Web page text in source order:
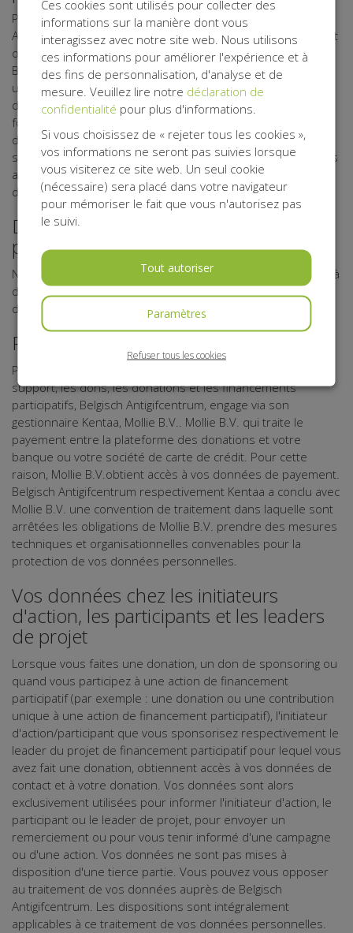
Pour la protection de vos données personnelles, Belgisch
Antigifcentrum a pris des mesures physiques, techniques et
organisationnelles adéquates. Via son sous-traitant Kentaa,
Belgisch Antigifcentrum utilise un serveur sécurisé
uniquement accessible aux personnes autorisées. Les
données que vous saisissez éventuellement sur les
formulaires en ligne sont envoyées de façon cryptée. Les
données des participants, des initiateurs d'action, des
sponsors, des donateurs, des relations, des bénévoles, des
amis et d'autres personnes intéressées sont stockées sur
des systèmes sécurisés.
Délai de conservation de vos données
personnelles
Nous ne conservons pas vos données personnelles au-delà
du délai nécessaire pour atteindre les objectifs déclinés
dans la présente déclaration de confidentialité.
Payement
Pour effectuer et traiter le sponsoring, les payements de
support, les dons, les donations et les financements
participatifs, Belgisch Antigifcentrum, engage via son
gestionnaire Kentaa, Mollie B.V.. Mollie B.V. qui traite le
payement entre la plateforme des donations et votre
banque ou votre société de carte de crédit. Pour cette
raison, Mollie B.V.obtient accès à vos données de payement.
Belgisch Antigifcentrum respectivement Kentaa a conclu avec
Mollie B.V. une convention de traitement dans laquelle sont
arrêtées les obligations de Mollie B.V. prendre des mesures
techniques et organisationnelles convenables pour la
protection de vos données personnelles.
Vos données chez les initiateurs
d'action, les participants et les leaders
de projet
Lorsque vous faites une donation, un don de sponsoring ou
quand vous participez à une action de financement
participatif (par exemple : une donation ou une contribution
unique à une action de financement participatif), l'initiateur
d'action/participant que vous sponsorisez respectivement le
leader du projet de financement participatif pour lequel vous
avez fait une donation, obtiennent accès à vos données de
contact et à votre donation. Vos données sont alors
exclusivement utilisées pour informer l'initiateur d'action, le
participant ou le leader de projet, pour envoyer un
remerciement ou pour vous tenir informé d'une campagne
ou d'une action. Vos données ne sont pas mises à
disposition d'une tierce partie. Vous pouvez vous opposer
au traitement de vos données auprès de Belgisch
Antigifcentrum. Les dispositions sont intégralement
applicables à ce traitement de vos données personnelles.
Ces cookies sont utilisés pour collecter des
informations sur la manière dont vous
interagissez avec notre site web. Nous utilisons
ces informations pour améliorer l'expérience et à
des fins de personnalisation, d'analyse et de
mesure. Veuillez lire notre déclaration de
confidentialité pour plus d'informations.
Si vous choisissez de « rejeter tous les cookies »,
vos informations ne seront pas suivies lorsque
vous visiterez ce site web. Un seul cookie
(nécessaire) sera placé dans votre navigateur
pour mémoriser le fait que vous n'autorisez pas
le suivi.
Tout autoriser
Paramètres
Refuser tous les cookies